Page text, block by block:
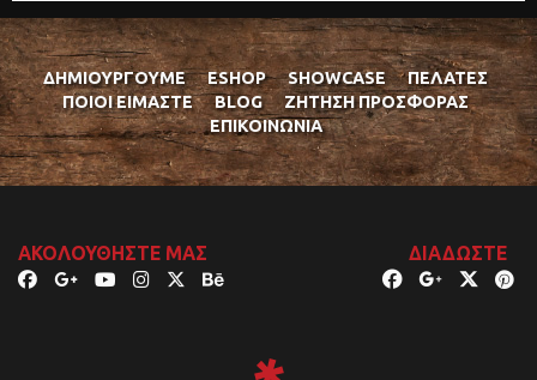
ΔΗΜΙΟΥΡΓΟΎΜΕ ESHOP SHOWCASE
ΠΕΛΆΤΕΣ
ΠΟΙΟΊ ΕΊΜΑΣΤΕ
BLOG
ΖΉΤΗΣΗ ΠΡΟΣΦΟΡΆΣ
ΕΠΙΚΟΙΝΩΝΊΑ
ΑΚΟΛΟΥΘΉΣΤΕ ΜΑΣ ΔΙΑΔΏΣΤΕ